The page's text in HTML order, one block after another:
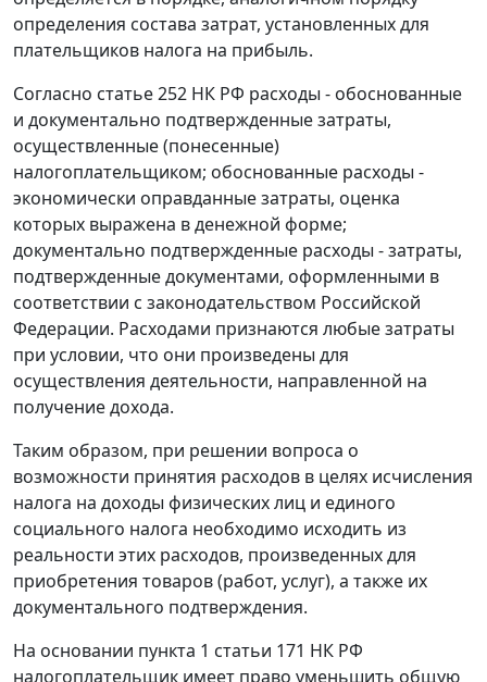
определения состава затрат, установленных для
плательщиков налога на прибыль.
Согласно статье 252 НК РФ расходы - обоснованные
и документально подтвержденные затраты,
осуществленные (понесенные)
налогоплательщиком; обоснованные расходы -
экономически оправданные затраты, оценка
которых выражена в денежной форме;
документально подтвержденные расходы - затраты,
подтвержденные документами, оформленными в
соответствии с законодательством Российской
Федерации. Расходами признаются любые затраты
при условии, что они произведены для
осуществления деятельности, направленной на
получение дохода.
Таким образом, при решении вопроса о
возможности принятия расходов в целях исчисления
налога на доходы физических лиц и единого
социального налога необходимо исходить из
реальности этих расходов, произведенных для
приобретения товаров (работ, услуг), а также их
документального подтверждения.
На основании пункта 1 статьи 171 НК РФ
налогоплательщик имеет право уменьшить общую